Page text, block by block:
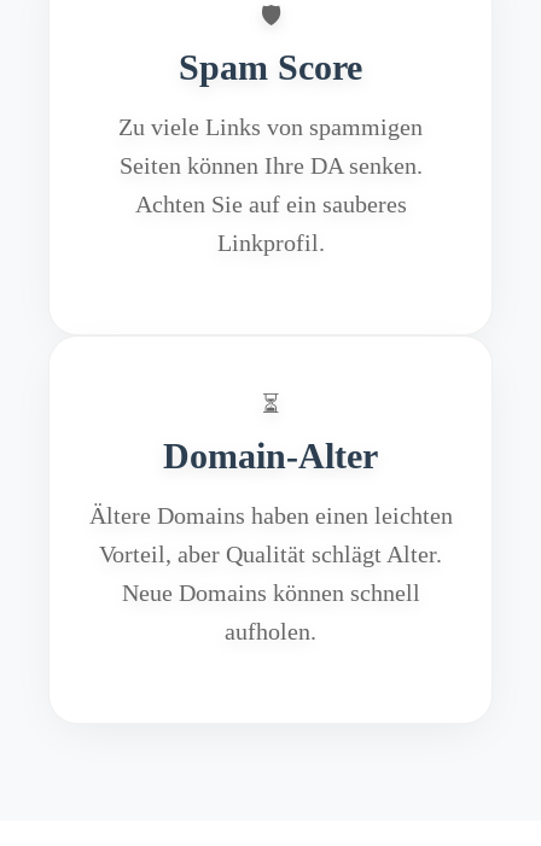
🛡️
Spam Score
Zu viele Links von spammigen
Seiten können Ihre DA senken.
Achten Sie auf ein sauberes
Linkprofil.
⏳
Domain-Alter
Ältere Domains haben einen leichten
Vorteil, aber Qualität schlägt Alter.
Neue Domains können schnell
aufholen.